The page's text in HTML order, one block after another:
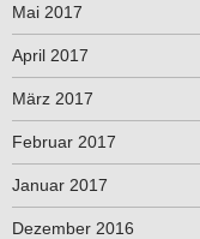
Mai 2017
April 2017
März 2017
Februar 2017
Januar 2017
Dezember 2016